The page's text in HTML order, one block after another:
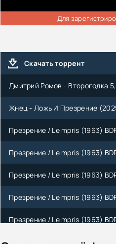
Для
Скачать торрент
Дмитрий Ромов - Второгодка
Жнец - Ложь И Презрение
Презрение / Le mpris (1963)
Презрение / Le mpris (1963)
Презрение / Le mpris (1963)
Презрение / Le mpris (1963)
Презрение / Le mpris (1963)
Анджей Сапковский - Ведьмак